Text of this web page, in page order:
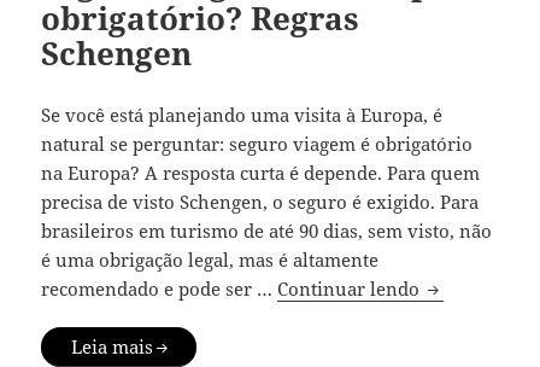
obrigatório? Regras
Schengen
Se você está planejando uma visita à Europa, é
natural se perguntar: seguro viagem é obrigatório
na Europa? A resposta curta é depende. Para quem
precisa de visto Schengen, o seguro é exigido. Para
brasileiros em turismo de até 90 dias, sem visto, não
é uma obrigação legal, mas é altamente
recomendado e pode ser …Continuar lendo Seguro
Leia mais